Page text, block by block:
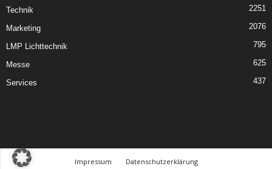
Technik 2251
Marketing 2076
LMP Lichttechnik 795
Messe 625
Services 437
Impressum Datenschutzerklärung